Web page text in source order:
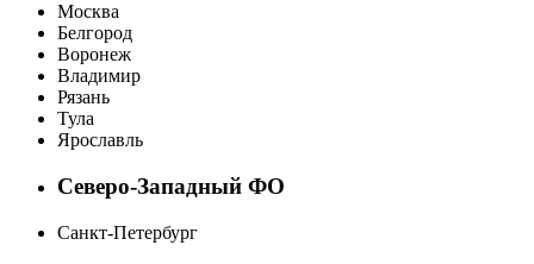
Москва
Белгород
Воронеж
Владимир
Рязань
Тула
Ярославль
Северо-Западный ФО
Санкт-Петербург